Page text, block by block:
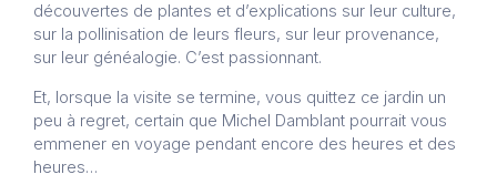
découvertes de plantes et d’explications sur leur culture,
sur la pollinisation de leurs fleurs, sur leur provenance,
sur leur généalogie. C’est passionnant.
Et, lorsque la visite se termine, vous quittez ce jardin un
peu à regret, certain que Michel Damblant pourrait vous
emmener en voyage pendant encore des heures et des
heures…